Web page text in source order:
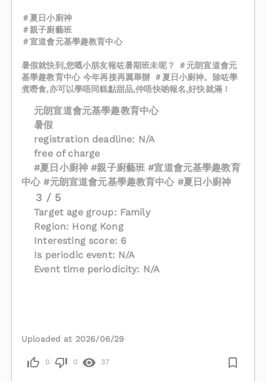
＃夏日小廚神
＃親子廚藝班
＃宣道會元基學趣教育中心
暑假就快到,您嘅小朋友報咗暑期班未呢？ ＃元朗宣道會元
基學趣教育中心 今年再接再厲舉辦 ＃夏日小廚神。除咗學
煮嘢食,亦可以學唔同糕點甜品,仲唔快啲報名,好快就滿！
元朗宣道會元基學趣教育中心
暑假
registration deadline: N/A
free of charge
#夏日小廚神 #親子廚藝班 #宣道會元基學趣教育
中心 #元朗宣道會元基學趣教育中心 #夏日小廚神
3 / 5
Target age group: Family
Region: Hong Kong
Interesting score: 6
Is periodic event: N/A
Event time periodicity: N/A
Uploaded at 2026/06/29
0 0 37